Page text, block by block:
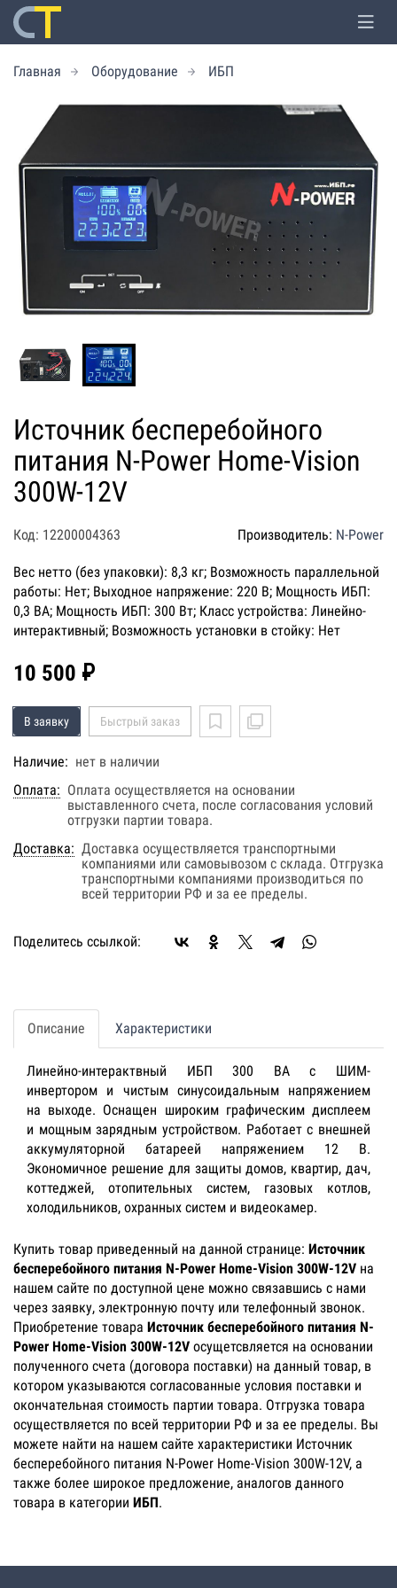
Главная Оборудование ИБП
Источник бесперебойного
питания N-Power Home-Vision
300W-12V
Код: 12200004363 Производитель: N-Power
Вес нетто (без упаковки): 8,3 кг; Возможность параллельной
работы: Нет; Выходное напряжение: 220 В; Мощность ИБП:
0,3 ВА; Мощность ИБП: 300 Вт; Класс устройства: Линейно-
интерактивный; Возможность установки в стойку: Нет
10 500 ₽
В заявку Быстрый заказ
Наличие: нет в наличии
Оплата: Оплата осуществляется на основании
выставленного счета, после согласования условий
отгрузки партии товара.
Доставка: Доставка осуществляется транспортными
компаниями или самовывозом с склада. Отгрузка
транспортными компаниями производиться по
всей территории РФ и за ее пределы.
Поделитесь ссылкой:
Описание Характеристики
Линейно-интерактвный ИБП 300 ВА с ШИМ-
инвертором и чистым синусоидальным напряжением
на выходе. Оснащен широким графическим дисплеем
и мощным зарядным устройством. Работает с внешней
аккумуляторной батареей напряжением 12 В.
Экономичное решение для защиты домов, квартир, дач,
коттеджей, отопительных систем, газовых котлов,
холодильников, охранных систем и видеокамер.
Купить товар приведенный на данной странице: Источник
бесперебойного питания N-Power Home-Vision 300W-12V на
нашем сайте по доступной цене можно связавшись с нами
через заявку, электронную почту или телефонный звонок.
Приобретение товара Источник бесперебойного питания N-
Power Home-Vision 300W-12V осущетсвляется на основании
полученного счета (договора поставки) на данный товар, в
котором указываются согласованные условия поставки и
окончательная стоимость партии товара. Отгрузка товара
осуществляется по всей территории РФ и за ее пределы. Вы
можете найти на нашем сайте характеристики Источник
бесперебойного питания N-Power Home-Vision 300W-12V, а
также более широкое предложение, аналогов данного
товара в категории ИБП.